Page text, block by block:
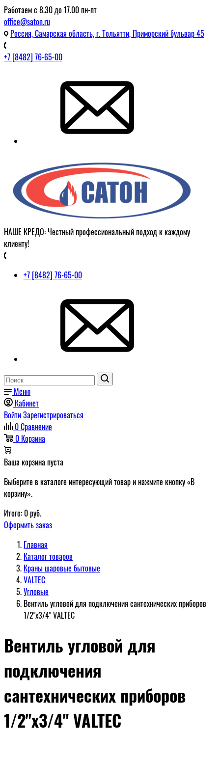
Работаем с 8.30 до 17.00 пн-пт
office@saton.ru
Россия, Самарская область, г. Тольятти, Приморский бульвар 45
+7 [8482] 76-65-00
НАШЕ КРЕДО: Честный профессиональный подход к каждому
клиенту!
+7 [8482] 76-65-00
Меню
Кабинет
ВойтиЗарегистрироваться
0Сравнение
0 Корзина
Ваша корзина пуста
Выберите в каталоге интересующий товар и нажмите кнопку «В
корзину».
Итого: 0руб.
Оформить заказ
Главная
Каталог товаров
Краны шаровые бытовые
VALTEC
Угловые
Вентиль угловой для подключения сантехнических приборов
1/2"x3/4" VALTEC
Вентиль угловой для
подключения
сантехнических приборов
1/2"x3/4" VALTEC